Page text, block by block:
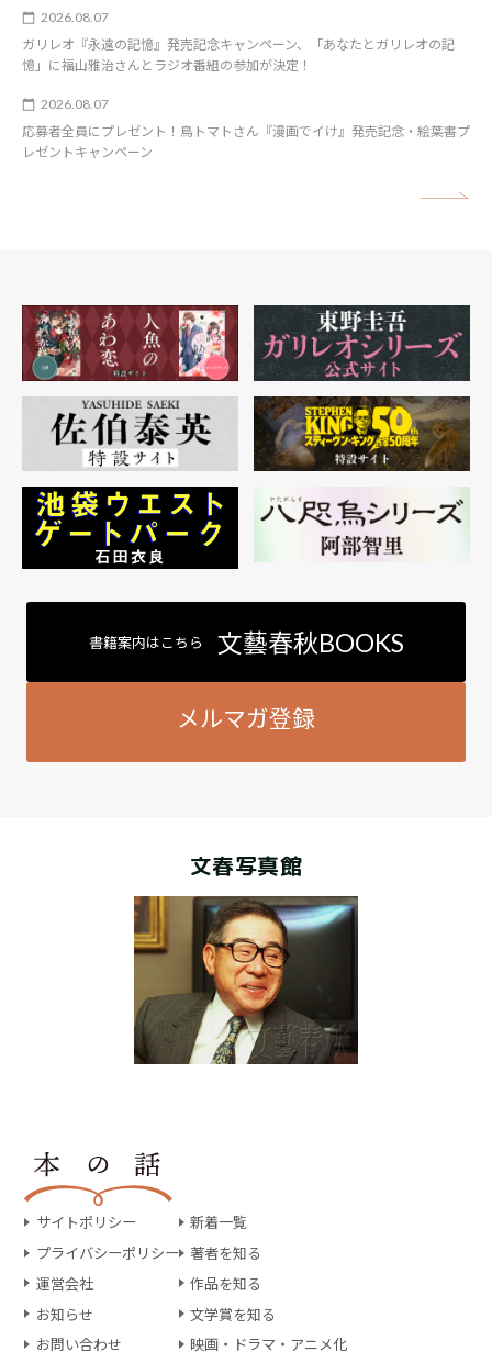
2026.08.07
ガリレオ『永遠の記憶』発売記念キャンペーン、「あなたとガリレオの記
憶」に福山雅治さんとラジオ番組の参加が決定！
2026.08.07
応募者全員にプレゼント！鳥トマトさん『漫画でイけ』発売記念・絵葉書プ
レゼントキャンペーン
書籍案内はこちら 文藝春秋BOOKS
メルマガ登録
文春写真館
サイトポリシー
プライバシーポリシー
運営会社
お知らせ
お問い合わせ
新着一覧
著者を知る
作品を知る
文学賞を知る
映画・ドラマ・アニメ化